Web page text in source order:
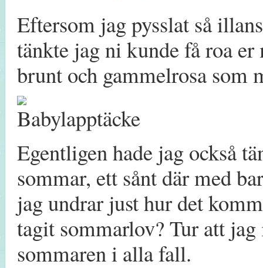
Eftersom jag pysslat så
tänkte jag ni kunde få roa
brunt och gammelrosa som
Egentligen hade jag också
sommar, ett sånt där med
jag undrar just hur det
tagit sommarlov? Tur att
sommaren i alla fall.